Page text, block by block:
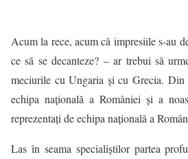
Acum la rece, acum că impresiile s-au
ce să se decanteze? – ar trebui să
meciurile cu Ungaria şi cu Grecia. Din
echipa naţională a României şi a
reprezentaţi de echipa naţională a
Las în seama specialiştilor partea